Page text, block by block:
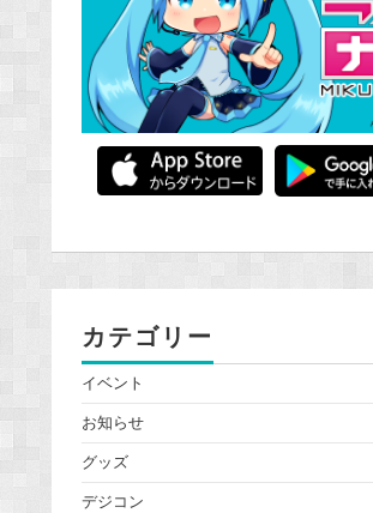
カテゴリー
イベント
お知らせ
グッズ
デジコン